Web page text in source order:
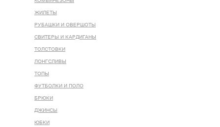
ЖИЛЕТЫ
РУБАШКИ И ОВЕРШОТЫ
СВИТЕРЫ И КАРДИГАНЫ
ТОЛСТОВКИ
ЛОНГСЛИВЫ
ТОПЫ
ФУТБОЛКИ И ПОЛО
БРЮКИ
ДЖИНСЫ
ЮБКИ